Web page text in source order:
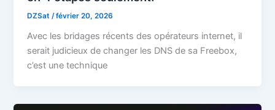
DZSat/février 20, 2026
Avec les bridages récents des opérateurs internet, il
serait judicieux de changer les DNS de sa Freebox,
c’est une technique